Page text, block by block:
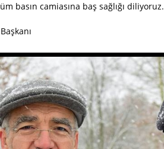
basın camiasına baş sağlığı diliyoruz.
Başkanı